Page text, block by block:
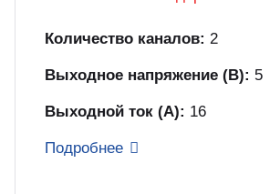
неиспользуемого оборудования
Количество каналов: 2
Выходное напряжение (В): 5
Выходной ток (А): 16
Подробнее